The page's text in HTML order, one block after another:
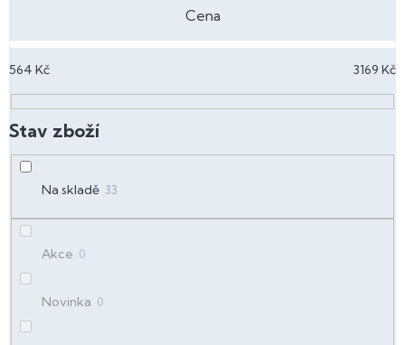
í
r
o
d
u
k
ů
Cena
564 Kč 3169 Kč
Na skladě 33
Akce 0
Novinka 0